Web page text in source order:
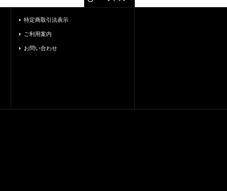
特定商取引法表示
ご利用案内
お問い合わせ